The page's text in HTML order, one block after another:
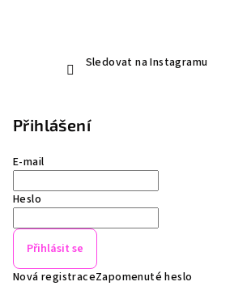
Sledovat na Instagramu
Přihlášení
E-mail
Heslo
Přihlásit se
Nová registraceZapomenuté heslo